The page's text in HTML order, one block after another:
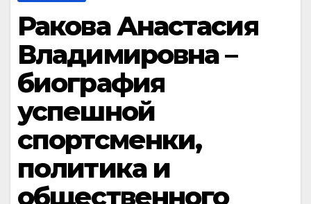
Ракова Анастасия
Владимировна –
биография
успешной
спортсменки,
политика и
общественного